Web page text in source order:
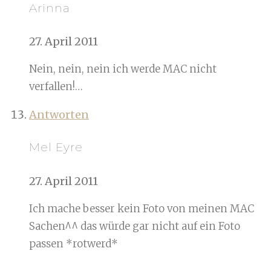
Arinna
27. April 2011
Nein, nein, nein ich werde MAC nicht
verfallen!…
Antworten
Mel Eyre
27. April 2011
Ich mache besser kein Foto von meinen MAC
Sachen^^ das würde gar nicht auf ein Foto
passen *rotwerd*